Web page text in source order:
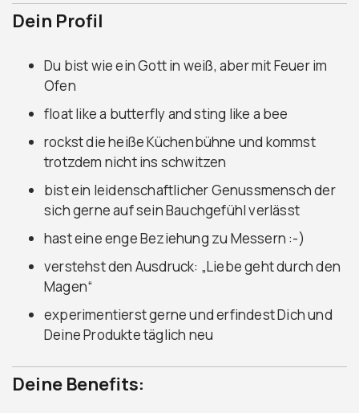
Dein Profil
Du bist wie ein Gott in weiß, aber mit Feuer im
Ofen
float like a butterfly and sting like a bee
rockst die heiße Küchenbühne und kommst
trotzdem nicht ins schwitzen
bist ein leidenschaftlicher Genussmensch der
sich gerne auf sein Bauchgefühl verlässt
hast eine enge Beziehung zu Messern :-)
verstehst den Ausdruck: „Liebe geht durch den
Magen“
experimentierst gerne und erfindest Dich und
Deine Produkte täglich neu
Deine Benefits: